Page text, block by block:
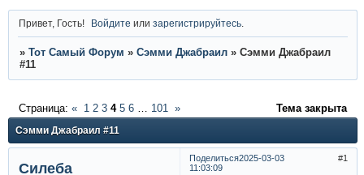
Привет, Гость! Войдите илизарегистрируйтесь
» Тот Самый Форум » Сэмми Джабраил » Сэмми Джабраил
#11
Сэмми Джабраил #11
Страница: « 1 2 3 4 5 6 101 » Тема закрыта
Поделиться 1
2025-03-03
11:03:09
Силеба